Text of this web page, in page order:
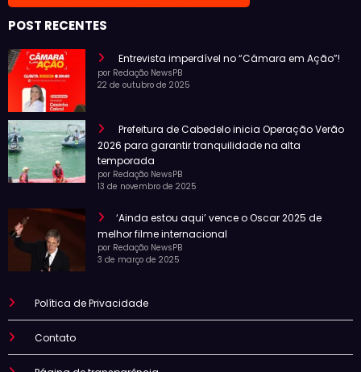
POST RECENTES
Entrevista imperdível no “Câmara em Ação”!
por Redação NewsPB
22 de outubro de 2025
Prefeitura de Cabedelo inicia Operação Verão
2026 para garantir tranquilidade na alta
temporada
por Redação NewsPB
13 de novembro de 2025
‘Ainda estou aqui’ vence o Oscar 2025 de
melhor filme internacional
por Redação NewsPB
3 de março de 2025
Política de Privacidade
Contato